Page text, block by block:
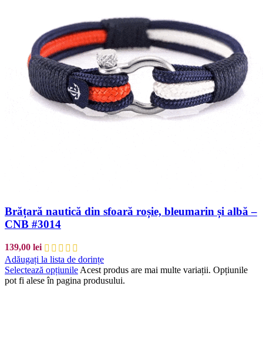
Brățară nautică din sfoară roșie, bleumarin și albă –
CNB #3014
139,00 lei
Adăugați la lista de dorințe
Selectează opțiunile Acest produs are mai multe variații. Opțiunile
pot fi alese în pagina produsului.